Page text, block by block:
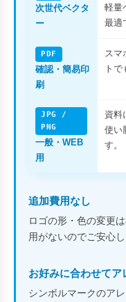
次世代ベクタ
ー
軽量
最適
PDF
確認・簡易印
刷
スマ
トで
JPG /
PNG
一般・WEB
用
資料
使い
す。
追加費用なし
ロゴの形・色の変更
用がないのでご安心
お好みに合わせてア
シンボルマークのア